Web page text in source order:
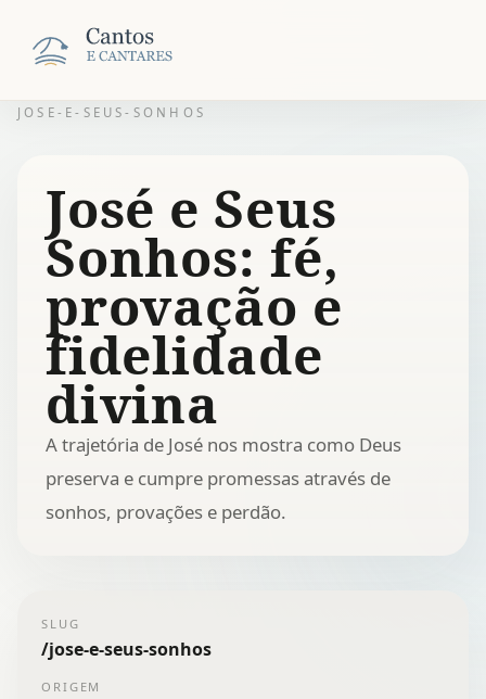
JOSE-E-SEUS-SONHOS
José e Seus
Sonhos: fé,
provação e
fidelidade
divina
A trajetória de José nos mostra como Deus
preserva e cumpre promessas através de
sonhos, provações e perdão.
SLUG
/jose-e-seus-sonhos
ORIGEM